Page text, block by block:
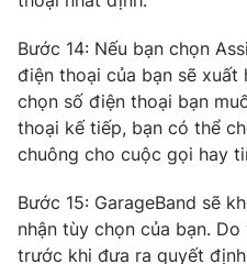
® Cấm sao chép dưới mọi hình
thông tin từ website này.
Bước 14: Nếu bạn chọn
điện thoại của bạn sẽ xuất
chọn số điện thoại bạn
thoại kế tiếp, bạn có thể
chuông cho cuộc gọi hay
Bước 15: GarageBand sẽ
nhận tùy chọn của bạn.
trước khi đưa ra quyết